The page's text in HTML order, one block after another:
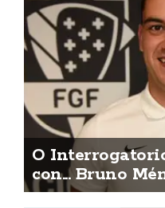
O
con... Bruno